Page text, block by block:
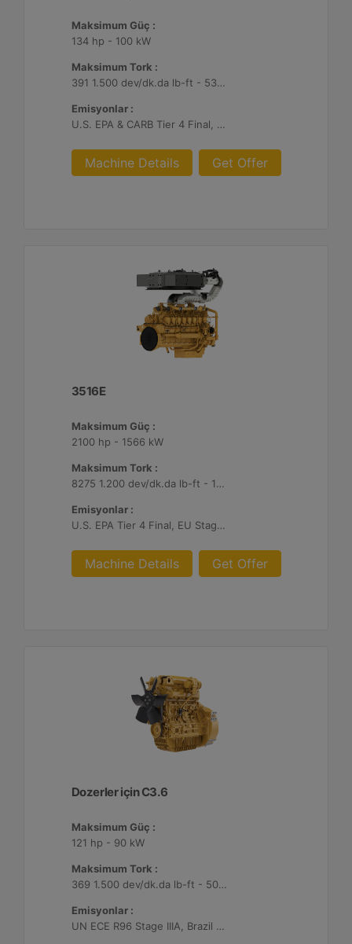
Maksimum Güç :
134 hp - 100 kW
Maksimum Tork :
391 1.500 dev/dk.da lb-ft - 530 1.500 dev/dk.da Nm
Emisyonlar :
U.S. EPA & CARB Tier 4 Final, EU Stage V
Machine Details Get Offer
3516E
Maksimum Güç :
2100 hp - 1566 kW
Maksimum Tork :
8275 1.200 dev/dk.da lb-ft - 11220 1.200 dev/dk.da Nm
Emisyonlar :
U.S. EPA Tier 4 Final, EU Stage V
Machine Details Get Offer
Dozerler için C3.6
Maksimum Güç :
121 hp - 90 kW
Maksimum Tork :
369 1.500 dev/dk.da lb-ft - 500 1.500 dev/dk.da Nm
Emisyonlar :
UN ECE R96 Stage IIIA, Brazil MAR-1